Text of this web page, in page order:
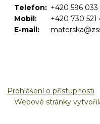
Telefon: +420 596 033
Mobil:
+420 730 521
E-mail:
Prohlášení o přístupnosti
Webové stránky